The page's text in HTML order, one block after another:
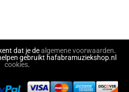
dat je dealgemene voorwaarden.
gebruikt hafabramuziekshop.nl
cookies.